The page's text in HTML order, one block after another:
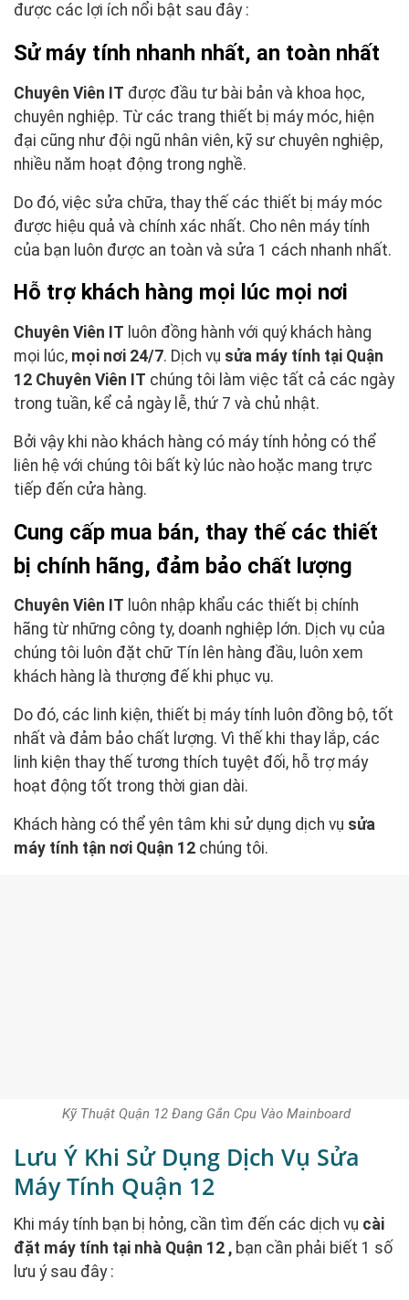
được các lợi ích nổi bật sau đây :
Sử máy tính nhanh nhất, an toàn nhất
Chuyên Viên IT được đầu tư bài bản và khoa học,
chuyên nghiệp. Từ các trang thiết bị máy móc, hiện
đại cũng như đội ngũ nhân viên, kỹ sư chuyên nghiệp,
nhiều năm hoạt động trong nghề.
Do đó, việc sửa chữa, thay thế các thiết bị máy móc
được hiệu quả và chính xác nhất. Cho nên máy tính
của bạn luôn được an toàn và sửa 1 cách nhanh nhất.
Hỗ trợ khách hàng mọi lúc mọi nơi
Chuyên Viên IT luôn đồng hành với quý khách hàng
mọi lúc, mọi nơi 24/7. Dịch vụ sửa máy tính tại Quận
12 Chuyên Viên IT chúng tôi làm việc tất cả các ngày
trong tuần, kể cả ngày lễ, thứ 7 và chủ nhật.
Bởi vậy khi nào khách hàng có máy tính hỏng có thể
liên hệ với chúng tôi bất kỳ lúc nào hoặc mang trực
tiếp đến cửa hàng.
Cung cấp mua bán, thay thế các thiết
bị chính hãng, đảm bảo chất lượng
Chuyên Viên IT luôn nhập khẩu các thiết bị chính
hãng từ những công ty, doanh nghiệp lớn. Dịch vụ của
chúng tôi luôn đặt chữ Tín lên hàng đầu, luôn xem
khách hàng là thượng đế khi phục vụ.
Do đó, các linh kiện, thiết bị máy tính luôn đồng bộ, tốt
nhất và đảm bảo chất lượng. Vì thế khi thay lắp, các
linh kiện thay thế tương thích tuyệt đối, hỗ trợ máy
hoạt động tốt trong thời gian dài.
Khách hàng có thể yên tâm khi sử dụng dịch vụ sửa
máy tính tận nơi Quận 12 chúng tôi.
Kỹ Thuật Quận 12 Đang Gắn Cpu Vào Mainboard
Lưu Ý Khi Sử Dụng Dịch Vụ Sửa
Máy Tính Quận 12
Khi máy tính bạn bị hỏng, cần tìm đến các dịch vụ cài
đặt máy tính tại nhà Quận 12 , bạn cần phải biết 1 số
lưu ý sau đây :